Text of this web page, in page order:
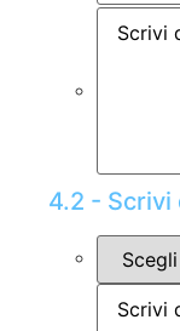
4.2 - Scrivi